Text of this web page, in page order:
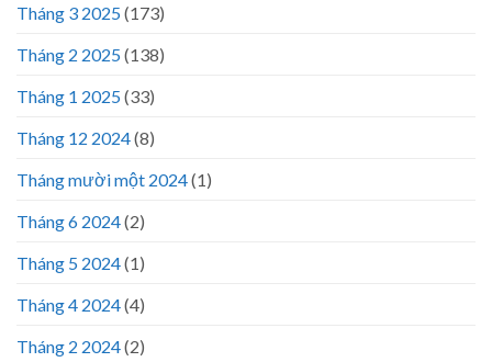
Tháng 3 2025(173)
Tháng 2 2025(138)
Tháng 1 2025(33)
Tháng 12 2024(8)
Tháng mười một 2024(1)
Tháng 6 2024(2)
Tháng 5 2024(1)
Tháng 4 2024(4)
Tháng 2 2024(2)